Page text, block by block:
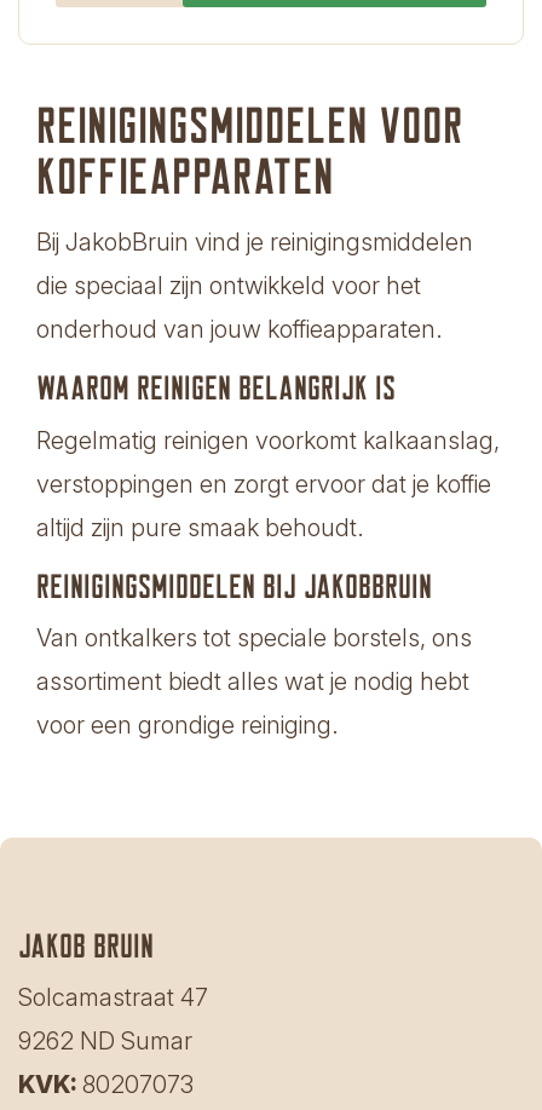
Reinigingsmiddelen voor
koffieapparaten
Bij JakobBruin vind je reinigingsmiddelen
die speciaal zijn ontwikkeld voor het
onderhoud van jouw koffieapparaten.
Waarom reinigen belangrijk is
Regelmatig reinigen voorkomt kalkaanslag,
verstoppingen en zorgt ervoor dat je koffie
altijd zijn pure smaak behoudt.
Reinigingsmiddelen bij JakobBruin
Van ontkalkers tot speciale borstels, ons
assortiment biedt alles wat je nodig hebt
voor een grondige reiniging.
Jakob bruin
Solcamastraat 47
9262 ND Sumar
KVK: 80207073